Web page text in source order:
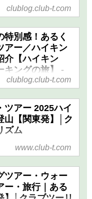
しているハイキン
だご参加いただけ
紹介しておりま
出発のツアーは
るかしら？」「急
取れたけれど今から
ーはある？」と、
どのコースも残席
りますので、ご検
ひお早めにお申し
！
clublog.club-t.com
特別感！あるく
アー／ハイキン
介【ハイキン
キングの旅】 -
～スタッフブロ
ブツーリズム
ズムあるくブラン
いる、ハイキング
ーについてご紹介
その日だけしか味
限定企画や、通常
案内が難しいルー
感満載のイベント
ん！
clublog.club-t.com
ツアー 2025ハイ
山【関東発】│ク
ズム
リズムの尾瀬ツア
！ハイキングツア
ー、宿泊・日帰
・鉄道利用など、
瀬ツアーをご紹
www.club-t.com
ツアー・ウォー
ー・旅行｜ある